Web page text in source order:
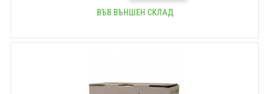
ВЪВ ВЪНШЕН СКЛАД